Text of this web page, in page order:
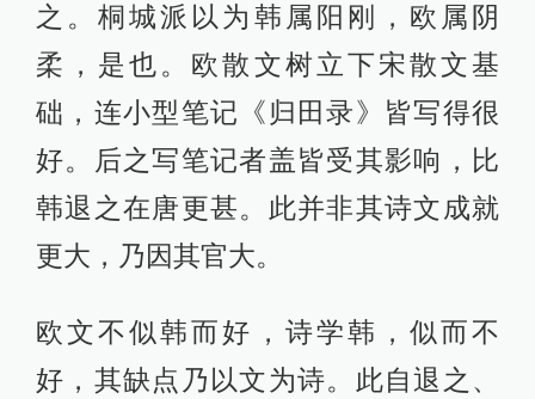
之。桐城派以为韩属阳刚，欧属阴
柔，是也。欧散文树立下宋散文基
础，连小型笔记《归田录》皆写得很
好。后之写笔记者盖皆受其影响，比
韩退之在唐更甚。此并非其诗文成就
更大，乃因其官大。
欧文不似韩而好，诗学韩，似而不
好，其缺点乃以文为诗。此自退之、